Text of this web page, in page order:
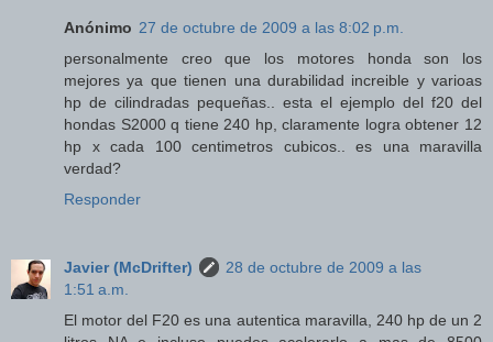
Anónimo 27 de octubre de 2009 a las 8:02 p.m.
personalmente creo que los motores honda son los
mejores ya que tienen una durabilidad increible y varioas
hp de cilindradas pequeñas.. esta el ejemplo del f20 del
hondas S2000 q tiene 240 hp, claramente logra obtener 12
hp x cada 100 centimetros cubicos.. es una maravilla
verdad?
Responder
Javier (McDrifter)
28 de octubre de 2009 a las
1:51 a.m.
El motor del F20 es una autentica maravilla, 240 hp de un 2